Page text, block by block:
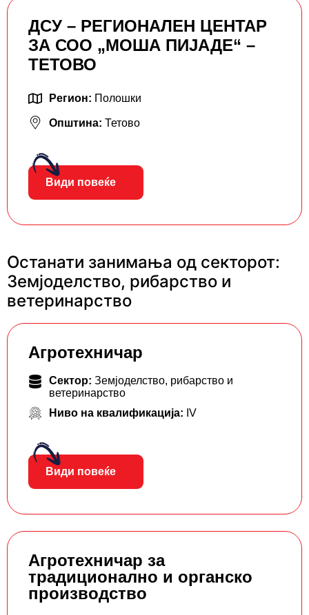
ДСУ – РЕГИОНАЛЕН ЦЕНТАР
ЗА СОО „МОША ПИЈАДЕ“ –
ТЕТОВО
Регион: Полошки
Општина: Тетово
Види повеќе
Останати занимања од секторот:
Земјоделство, рибарство и
ветеринарство
Агротехничар
Сектор: Земјоделство, рибарство и
ветеринарство
Ниво на квалификација: IV
Види повеќе
Агротехничар за
традиционално и органско
производство